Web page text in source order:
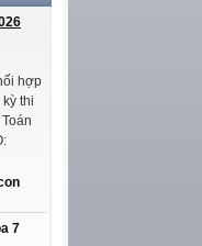
hợp
thi
7